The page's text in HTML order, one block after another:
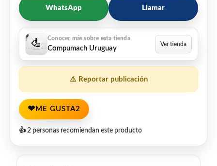
WhatsApp Llamar
Compumach Uruguay
⚠️ Reportar publicación
❤ ME GUSTA2
👍 2 personas recomiendan este producto